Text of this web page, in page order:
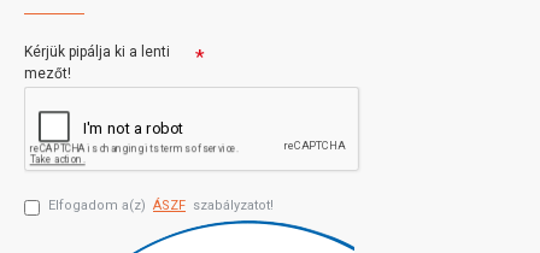
Kérjük pipálja ki a lenti
mezőt!
Elfogadom a(z) ÁSZF szabályzatot!